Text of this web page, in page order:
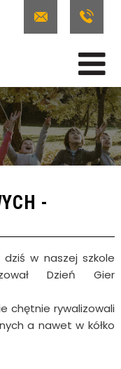
-
w naszej szkole
Dzień Gier
chętnie rywalizowali
a nawet w kółko